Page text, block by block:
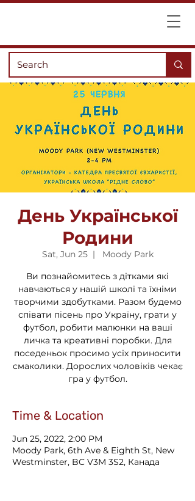
День Української
Родини
Sat, Jun 25
  |
Moody Park
Ви познайомитесь з дітками які
навчаються у нашій школі та їхніми
творчими здобутками. Разом будемо
співати пісень про Україну, грати у
футбол, робити малюнки на ваші
личка та креативні поробки. Для
поседеньок просимо усіх приносити
смаколики. Дорослих чоловіків чекає
гра у футбол.
Time & Location
Jun 25, 2022, 2:00 PM
Moody Park, 6th Ave & Eighth St, New
Westminster, BC V3M 3S2, Канада